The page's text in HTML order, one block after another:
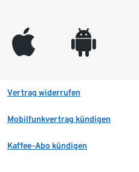
appleinc android
Vertrag widerrufen
Mobilfunkvertrag kündigen
Kaffee-Abo kündigen